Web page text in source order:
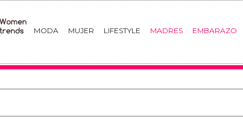
MODA MUJER LIFESTYLE MADRES EMBARAZO